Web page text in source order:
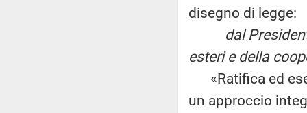
disegno di legge:
dal
esteri e della
«Ratifica ed
un approccio